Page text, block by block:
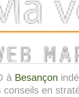
à Besançon
en